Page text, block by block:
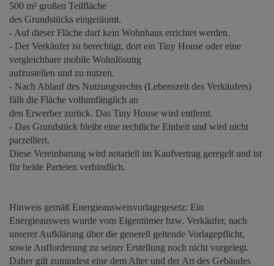
500 m² großen Teilfläche
des Grundstücks eingeräumt.
- Auf dieser Fläche darf kein Wohnhaus errichtet werden.
- Der Verkäufer ist berechtigt, dort ein Tiny House oder eine
vergleichbare mobile Wohnlösung
aufzustellen und zu nutzen.
- Nach Ablauf des Nutzungsrechts (Lebenszeit des Verkäufers)
fällt die Fläche vollumfänglich an
den Erwerber zurück. Das Tiny House wird entfernt.
- Das Grundstück bleibt eine rechtliche Einheit und wird nicht
parzelliert.
Diese Vereinbarung wird notariell im Kaufvertrag geregelt und ist
für beide Parteien verbindlich.
Hinweis gemäß Energieausweisvorlagegesetz: Ein
Energieausweis wurde vom Eigentümer bzw. Verkäufer, nach
unserer Aufklärung über die generell geltende Vorlagepflicht,
sowie Aufforderung zu seiner Erstellung noch nicht vorgelegt.
Daher gilt zumindest eine dem Alter und der Art des Gebäudes